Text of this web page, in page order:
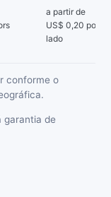
a partir de
US$ 0,20 por
lado
conforme o
garantia de